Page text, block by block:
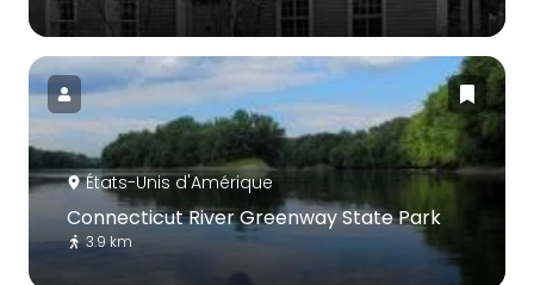
États-Unis d'Amérique
Connecticut River Greenway State Park
3.9 km